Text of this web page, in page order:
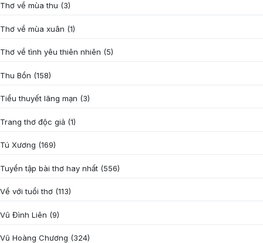
Thơ về mùa thu (3)
Thơ về mùa xuân (1)
Thơ về tình yêu thiên nhiên (5)
Thu Bồn (158)
Tiểu thuyết lãng mạn (3)
Trang thơ độc giả (1)
Tú Xương (169)
Tuyển tập bài thơ hay nhất (556)
Về với tuổi thơ (113)
Vũ Đình Liên (9)
Vũ Hoàng Chương (324)